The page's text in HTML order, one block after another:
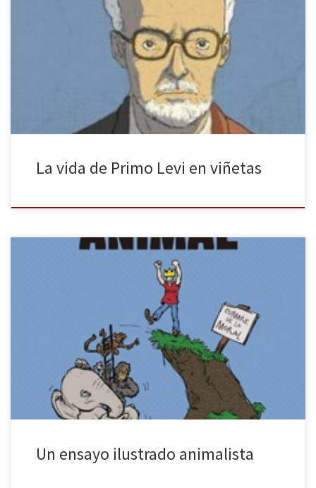
La otra h, el sello gráfico de la editorial Herder, amplía su catálogo
de biografías ilustradas con la publicación de Primo Levi, el cómic
que recoge la vida del célebre deportado y superviviente del
Holocausto. La obra, publicada originalmente en 2017 en Italia y
traducida ahora al castellano por Raimundo […]
La vida de Primo Levi en viñetas
«Nuestra relación con los animales es controvertida y
contradictoria: nos encariñamos con nuestras mascotas mientras
que el ganado es “producido” y sacrificado en masa día a día para
nuestro consumo. Desde la Antigüedad, los humanos hemos
intentado establecer una distinción que nos diferencia y sitúe en
un rango más elevado […]
Un ensayo ilustrado animalista